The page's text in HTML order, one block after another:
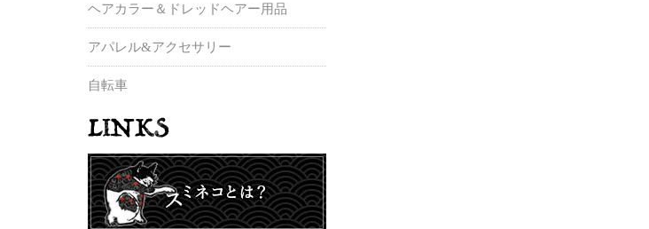
ヘアカラー＆ドレッドヘアー用品
アパレル&アクセサリー
自転車